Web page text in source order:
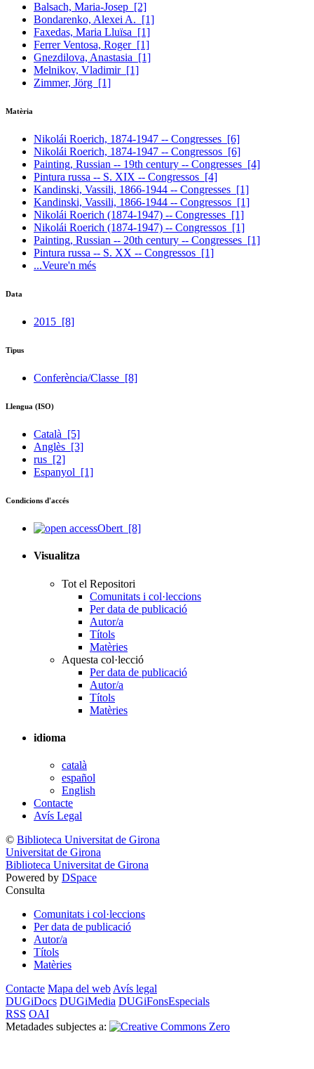
Balsach, Maria-Josep [2]
Bondarenko, Alexei A. [1]
Faxedas, Maria Lluïsa [1]
Ferrer Ventosa, Roger [1]
Gnezdilova, Anastasia [1]
Melnikov, Vladimir [1]
Zimmer, Jörg [1]
Matèria
Nikolái Roerich, 1874-1947 -- Congresses [6]
Nikolái Roerich, 1874-1947 -- Congressos [6]
Painting, Russian -- 19th century -- Congresses [4]
Pintura russa -- S. XIX -- Congressos [4]
Kandinski, Vassili, 1866-1944 -- Congresses [1]
Kandinski, Vassili, 1866-1944 -- Congressos [1]
Nikolái Roerich (1874-1947) -- Congresses [1]
Nikolái Roerich (1874-1947) -- Congressos [1]
Painting, Russian -- 20th century -- Congresses [1]
Pintura russa -- S. XX -- Congressos [1]
...Veure'n més
Data
2015 [8]
Tipus
Conferència/Classe [8]
Llengua (ISO)
Català [5]
Anglès [3]
rus [2]
Espanyol [1]
Condicions d'accés
Obert [8]
Visualitza
Tot el Repositori
Comunitats i col·leccions
Per data de publicació
Autor/a
Títols
Matèries
Aquesta col·lecció
Per data de publicació
Autor/a
Títols
Matèries
idioma
català
español
English
Contacte
Avís Legal
© Biblioteca Universitat de Girona
Universitat de Girona
Biblioteca Universitat de Girona
Powered by DSpace
Consulta
Comunitats i col·leccions
Per data de publicació
Autor/a
Títols
Matèries
Contacte Mapa del web Avís legal
DUGiDocs DUGiMedia DUGiFonsEspecials
RSS OAI
Metadades subjectes a: